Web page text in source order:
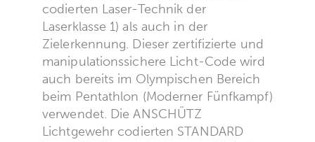
codierten Laser-Technik der
Laserklasse 1) als auch in der
Zielerkennung. Dieser zertifizierte und
manipulationssichere Licht-Code wird
auch bereits im Olympischen Bereich
beim Pentathlon (Moderner Fünfkampf)
verwendet. Die ANSCHÜTZ
Lichtgewehr codierten STANDARD